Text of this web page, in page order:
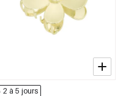
2 à 5 jours